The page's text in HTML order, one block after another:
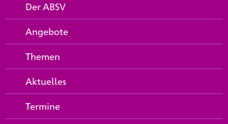
Der ABSV
Angebote
Themen
Aktuelles
Termine